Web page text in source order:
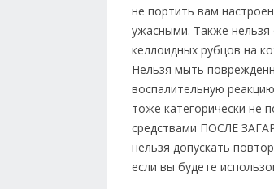
не портить вам
ужасными. Также
келлоидных рубцов на
Нельзя мыть
воспалительную
тоже категорически не
средствами ПОСЛЕ
нельзя допускать
если вы будете